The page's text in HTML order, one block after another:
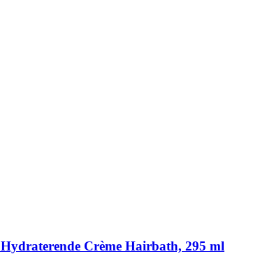
Hydraterende Crème Hairbath, 295 ml